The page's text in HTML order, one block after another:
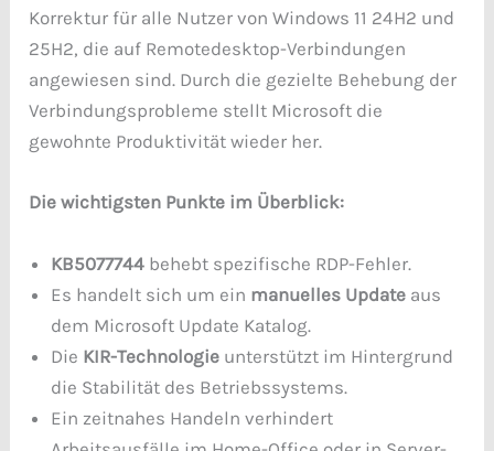
Korrektur für alle Nutzer von Windows 11 24H2 und
25H2, die auf Remotedesktop-Verbindungen
angewiesen sind. Durch die gezielte Behebung der
Verbindungsprobleme stellt Microsoft die
gewohnte Produktivität wieder her.
Die wichtigsten Punkte im Überblick:
KB5077744 behebt spezifische RDP-Fehler.
Es handelt sich um ein manuelles Update aus
dem Microsoft Update Katalog.
Die KIR-Technologie unterstützt im Hintergrund
die Stabilität des Betriebssystems.
Ein zeitnahes Handeln verhindert